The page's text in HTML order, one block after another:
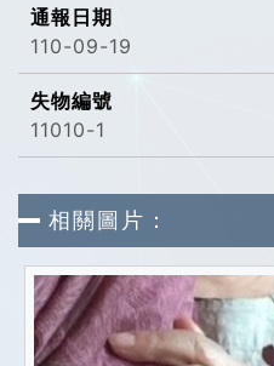
通報日期
110-09-19
失物編號
11010-1
相關圖片：